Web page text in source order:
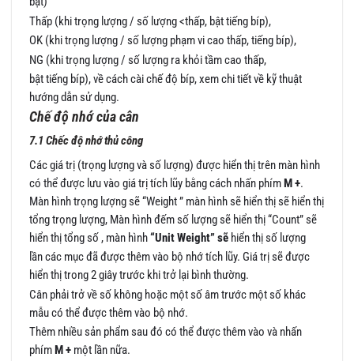
Thấp (khi trọng lượng / số lượng <thấp, bật tiếng bíp),
OK (khi trọng lượng / số lượng phạm vi cao thấp, tiếng bíp),
NG (khi trọng lượng / số lượng ra khỏi tầm cao thấp,
bật tiếng bíp), về cách cài chế độ bíp, xem chi tiết về kỹ thuật
hướng dẫn sử dụng.
Chế độ nhớ của cân
7.1 Chếc độ nhớ thủ công
Các giá trị (trọng lượng và số lượng) được hiển thị trên màn hình
có thể được lưu vào giá trị tích lũy bằng cách nhấn phímM +.
Màn hình trọng lượng sẽ “Weight ” màn hình sẽ hiển thị sẽ hiển thị
tổng trọng lượng, Màn hình đếm số lượng sẽ hiển thị “Count” sẽ
hiển thị tổng số , màn hình“Unit Weight” sẽ hiển thị số lượng
lần các mục đã được thêm vào bộ nhớ tích lũy. Giá trị sẽ được
hiển thị trong 2 giây trước khi trở lại bình thường.
Cân phải trở về số không hoặc một số âm trước một số khác
mẫu có thể được thêm vào bộ nhớ.
Thêm nhiều sản phẩm sau đó có thể được thêm vào và nhấn
phímM + một lần nữa.